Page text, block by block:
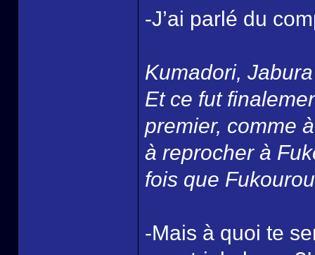
-J’ai parlé du
Kumadori,
Et ce fut
premier, comme
à reprocher à
fois que
-Mais à quoi te